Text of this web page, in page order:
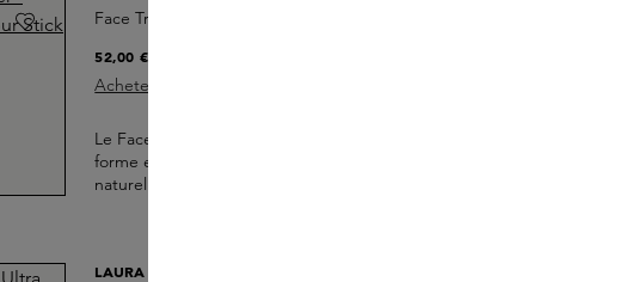
Face Trace Contour Stick
52,00 €
Acheter maintenant
Le Face Trace Contour Stick de Westman Atelier donne une
forme et une définition subtiles, avec un effet d'ombre
naturelle qui se fond merveilleusement avec la peau.
LAURA MERCIER